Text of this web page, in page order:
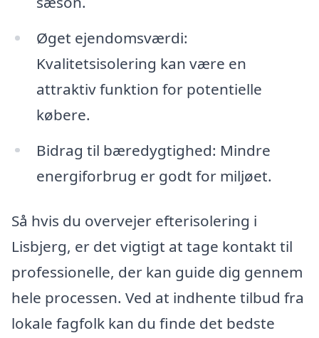
Øget ejendomsværdi:
Kvalitetsisolering kan være en
attraktiv funktion for potentielle
købere.
Bidrag til bæredygtighed: Mindre
energiforbrug er godt for miljøet.
Så hvis du overvejer efterisolering i
Lisbjerg, er det vigtigt at tage kontakt til
professionelle, der kan guide dig gennem
hele processen. Ved at indhente tilbud fra
lokale fagfolk kan du finde det bedste